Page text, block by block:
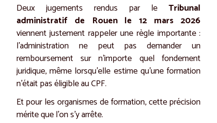
Deux jugements rendus par leTribunal
administratif de Rouen le 12 mars 2026
viennent justement rappeler une règle importante :
l’administration ne peut pas demander un
remboursement sur n’importe quel fondement
juridique, même lorsqu’elle estime qu’une formation
n’était pas éligible au CPF.
Et pour les organismes de formation, cette précision
mérite que l’on s’y arrête.